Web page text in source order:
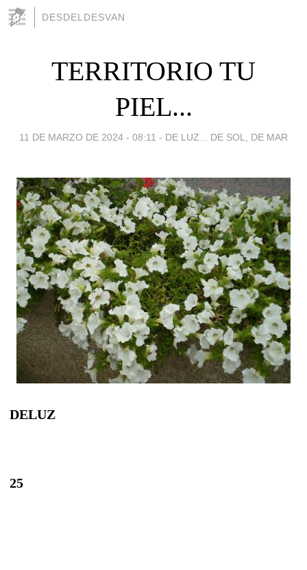
DESDELDESVAN
TERRITORIO TU
PIEL...
11 DE MARZO DE 2024 - 08:11 - DE LUZ... DE SOL, DE MAR
DELUZ
25